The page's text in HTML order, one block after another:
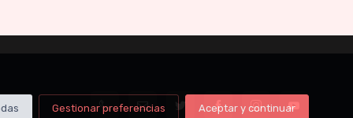
Gestionar preferencias Aceptar y continuar